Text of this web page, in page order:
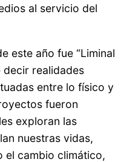
al servicio del
este año fue “Liminal
decir realidades
entre lo físico y
fueron
exploran las
nuestras vidas,
el cambio climático,